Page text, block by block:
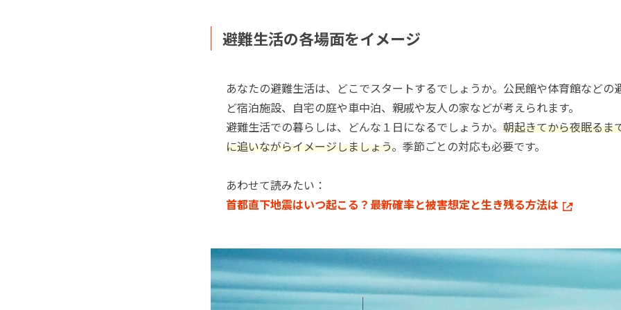
避難生活の各場面をイメージ
あなたの避難生活は、どこでスタートするでしょうか。公民館や体育館などの
ど宿泊施設、自宅の庭や車中泊、親戚や友人の家などが考えられます。
避難生活での暮らしは、どんな１日になるでしょうか。 朝起きてから夜眠るま
に追いながらイメージしましょう。季節ごとの対応も必要です。
あわせて読みたい：
首都直下地震はいつ起こる？最新確率と被害想定と生き残る方法は